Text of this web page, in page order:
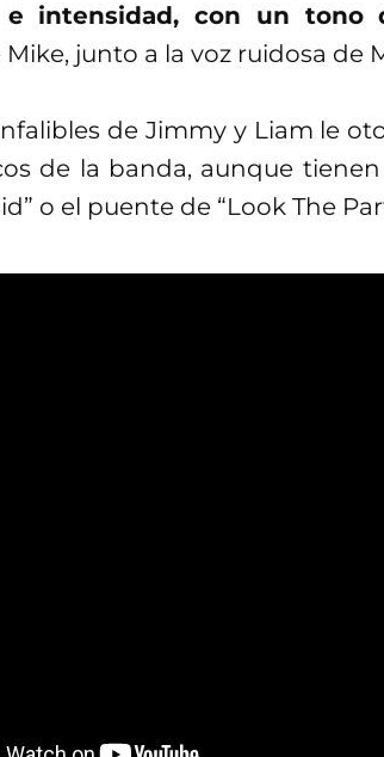
e intensidad, con un tono
junto a la voz ruidosa de
de Jimmy y Liam le
de la banda, aunque
o el puente de “Look The